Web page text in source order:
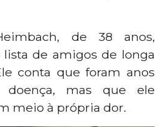
de 38 anos,
de amigos de longa
conta que foram anos
mas que ele
meio à própria dor.